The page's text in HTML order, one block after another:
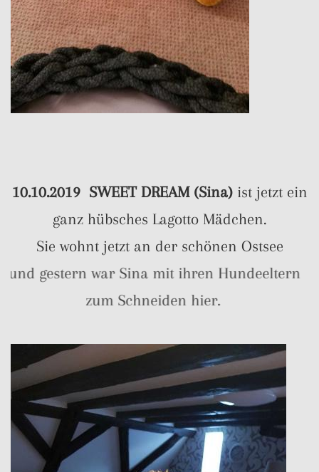
10.10.2019 SWEET DREAM (Sina)ist jetzt ein
ganz hübsches Lagotto Mädchen.
Sie wohnt jetzt an der schönen Ostsee
und gestern war Sina mit ihren Hundeeltern
zum Schneiden hier.